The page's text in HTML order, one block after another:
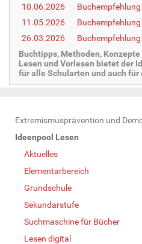
:
10.06.2026
11.05.2026
26.03.2026
Buchtipps, Methoden,
Lesen und Vorlesen bietet der
für alle Schularten und auch für
N
a
Extremismusprävention und
Ideenpool Lesen
Aktuelles
Elementarbereich
Grundschule
Sekundarstufe
Suchmaschine für Bücher
Lesen digital